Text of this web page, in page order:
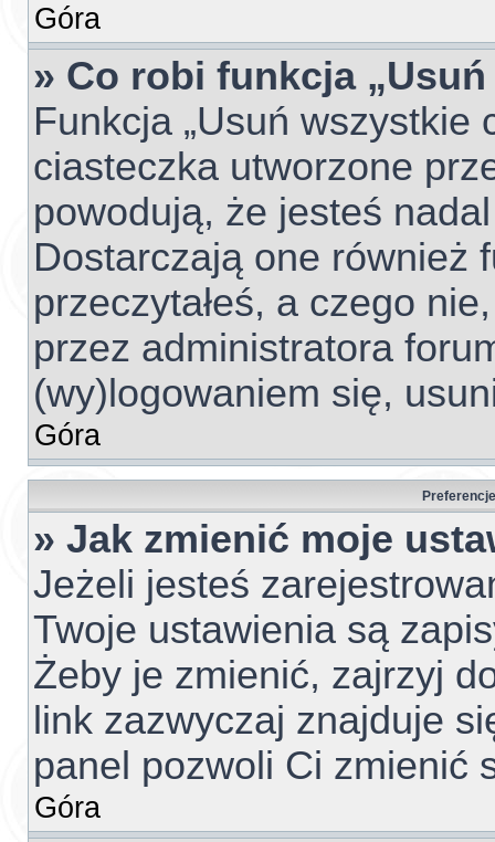
Góra
» Co robi funkcja
Funkcja „Usuń wszystkie
ciasteczka utworzone
powodują, że jesteś
Dostarczają one również
przeczytałeś, a czego
przez administratora
(wy)logowaniem się,
Góra
» Jak zmienić moje
Jeżeli jesteś
Twoje ustawienia są
Żeby je zmienić, zajrzyj
link zazwyczaj znajduje
panel pozwoli Ci zmienić
Góra